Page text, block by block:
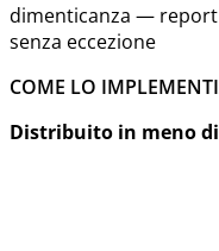
dimenticanza —
senza eccezione
COME LO
Distribuito in meno